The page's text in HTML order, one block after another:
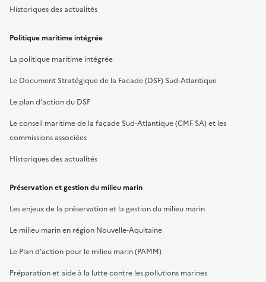
Historiques des actualités
Politique maritime intégrée
La politique maritime intégrée
Le Document Stratégique de la Facade (DSF) Sud-Atlantique
Le plan d’action du DSF
Le conseil maritime de la façade Sud-Atlantique (CMF SA) et les
commissions associées
Historiques des actualités
Préservation et gestion du milieu marin
Les enjeux de la préservation et la gestion du milieu marin
Le milieu marin en région Nouvelle-Aquitaine
Le Plan d’action pour le milieu marin (PAMM)
Préparation et aide à la lutte contre les pollutions marines